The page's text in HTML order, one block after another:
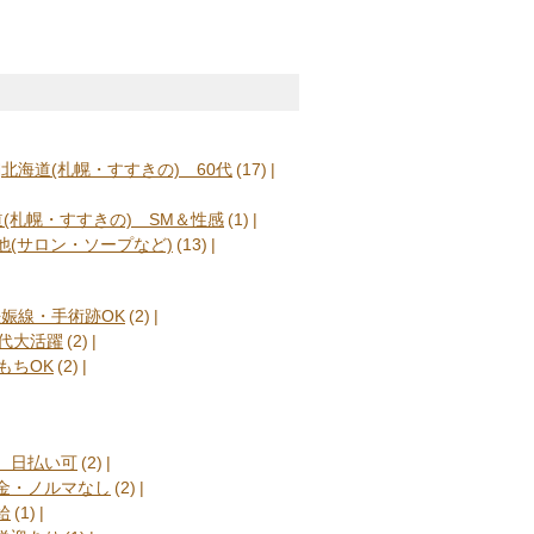
北海道(札幌・すすきの) 60代(17)
(札幌・すすきの) SM＆性感(1)
サロン・ソープなど) (13)
線・手術跡OK(2)
大活躍(2)
ちOK(2)
日払い可(2)
ノルマなし (2)
(1)